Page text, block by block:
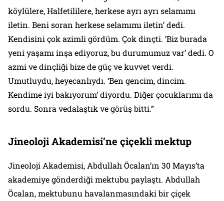
köylülere, Halfetililere, herkese ayrı ayrı selamımı
iletin. Beni soran herkese selamımı iletin’ dedi.
Kendisini çok azimli gördüm. Çok dinçti. ‘Biz burada
yeni yaşamı inşa ediyoruz, bu durumumuz var’ dedi. O
azmi ve dinçliği bize de güç ve kuvvet verdi.
Umutluydu, heyecanlıydı. ‘Ben gencim, dincim.
Kendime iyi bakıyorum’ diyordu. Diğer çocuklarımı da
sordu. Sonra vedalaştık ve görüş bitti.”
Jineoloji Akademisi’ne çiçekli mektup
Jineoloji Akademisi, Abdullah Öcalan’ın 30 Mayıs’ta
akademiye gönderdiği mektubu paylaştı. Abdullah
Öcalan, mektubunu havalanmasındaki bir çiçek